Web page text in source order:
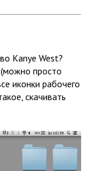
Kanye West?
просто
иконки рабочего
скачивать